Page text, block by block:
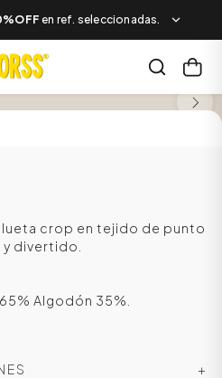
en ref. seleccionadas.
crop en tejido de punto
divertido.
Algodón 35%.
+